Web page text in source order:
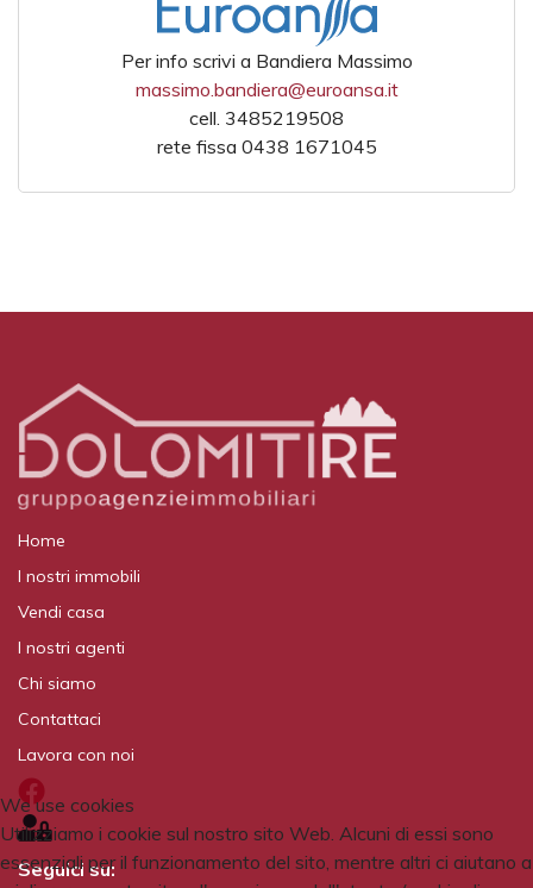
Per info scrivi a Bandiera Massimo
massimo.bandiera@euroansa.it
cell. 3485219508
rete fissa 0438 1671045
Home
I nostri immobili
Vendi casa
I nostri agenti
Chi siamo
Contattaci
Lavora con noi
Seguici su:
We use cookies
Utilizziamo i cookie sul nostro sito Web. Alcuni di essi sono
essenziali per il funzionamento del sito, mentre altri ci aiutano a